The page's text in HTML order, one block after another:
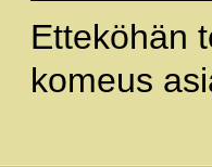
Etteköhän
komeus